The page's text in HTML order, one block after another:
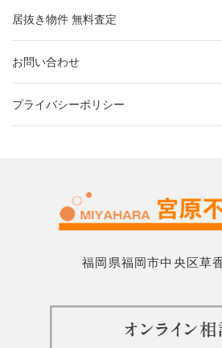
居抜き物件 無料査定
お問い合わせ
プライバシーポリシー
福岡県福岡市中央区草